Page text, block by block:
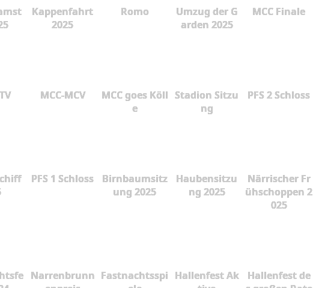
Kappenfahrt
2025
Romo
Umzug der G
arden 2025
MCC Finale
MCC-MCV
MCC goes Köll
e
Stadion Sitzu
ng
PFS 2 Schloss
PFS 1 Schloss
Birnbaumsitz
ung 2025
Haubensitzu
ng 2025
Närrischer Fr
ühschoppen 2
025
Narrenbrunn Fastnachtsspi Hallenfest Ak
Hallenfest de